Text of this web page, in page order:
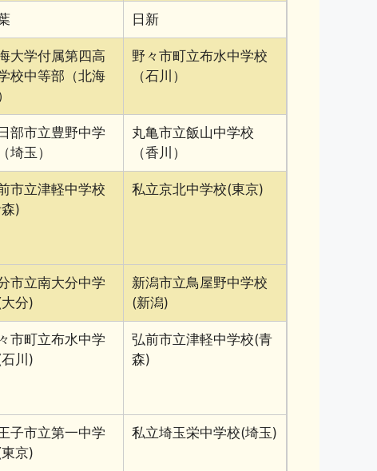
日新
大学付属第四高
校中等部（北海
野々市町立布水中学校
（石川）
部市立豊野中学
埼玉）
丸亀市立飯山中学校
（香川）
市立津軽中学校
)
私立京北中学校(東京)
市立南大分中学
分)
新潟市立鳥屋野中学校
(新潟)
市町立布水中学
川)
弘前市立津軽中学校(青
森)
子市立第一中学
京)
私立埼玉栄中学校(埼玉)